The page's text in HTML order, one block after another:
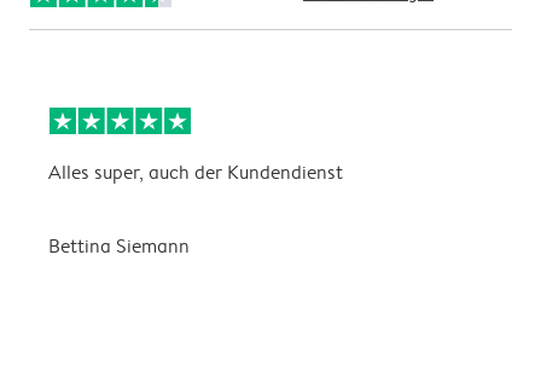
Alles super, auch der Kundendienst
Bettina Siemann